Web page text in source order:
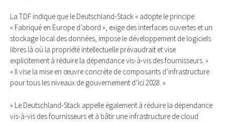
La TDF indique que le Deutschland-Stack « adopte le principe
« Fabriqué en Europe d’abord », exige des interfaces ouvertes et un
stockage local des données, impose le développement de logiciels
libres là où la propriété intellectuelle prévaudrait et vise
explicitement à réduire la dépendance vis-à-vis des fournisseurs. »
« Il vise la mise en œuvre concrète de composants d’infrastructure
pour tous les niveaux de gouvernement d’ici 2028. »
« Le Deutschland-Stack appelle également à réduire la dépendance
vis-à-vis des fournisseurs et à bâtir une infrastructure de cloud